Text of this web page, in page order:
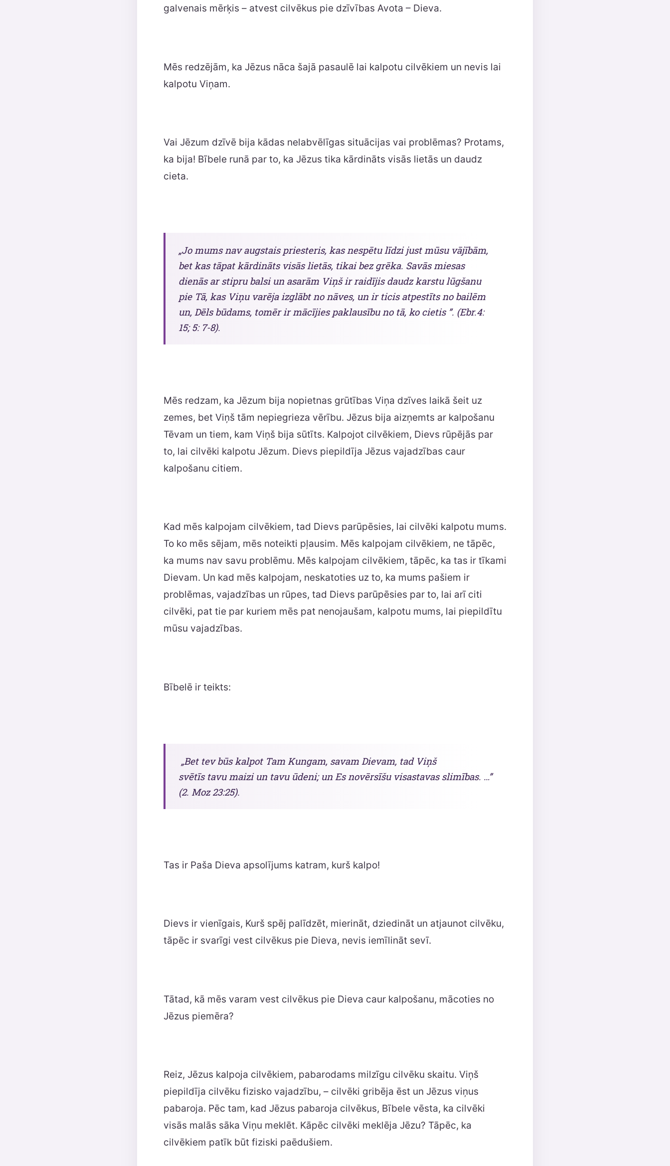
galvenais mērķis – atvest cilvēkus pie dzīvības Avota – Dieva.
Mēs redzējām, ka Jēzus nāca šajā pasaulē lai kalpotu cilvēkiem un nevis lai
kalpotu Viņam.
Vai Jēzum dzīvē bija kādas nelabvēlīgas situācijas vai problēmas? Protams,
ka bija! Bībele runā par to, ka Jēzus tika kārdināts visās lietās un daudz
cieta.
„Jo mums nav augstais priesteris, kas nespētu līdzi just mūsu vājībām,
bet kas tāpat kārdināts visās lietās, tikai bez grēka. Savās miesas
dienās ar stipru balsi un asarām Viņš ir raidījis daudz karstu lūgšanu
pie Tā, kas Viņu varēja izglābt no nāves, un ir ticis atpestīts no bailēm
un, Dēls būdams, tomēr ir mācījies paklausību no tā, ko cietis ”. (Ebr.4:
15; 5: 7-8).
Mēs redzam, ka Jēzum bija nopietnas grūtības Viņa dzīves laikā šeit uz
zemes, bet Viņš tām nepiegrieza vērību. Jēzus bija aizņemts ar kalpošanu
Tēvam un tiem, kam Viņš bija sūtīts. Kalpojot cilvēkiem, Dievs rūpējās par
to, lai cilvēki kalpotu Jēzum. Dievs piepildīja Jēzus vajadzības caur
kalpošanu citiem.
Kad mēs kalpojam cilvēkiem, tad Dievs parūpēsies, lai cilvēki kalpotu mums.
To ko mēs sējam, mēs noteikti pļausim. Mēs kalpojam cilvēkiem, ne tāpēc,
ka mums nav savu problēmu. Mēs kalpojam cilvēkiem, tāpēc, ka tas ir tīkami
Dievam. Un kad mēs kalpojam, neskatoties uz to, ka mums pašiem ir
problēmas, vajadzības un rūpes, tad Dievs parūpēsies par to, lai arī citi
cilvēki, pat tie par kuriem mēs pat nenojaušam, kalpotu mums, lai piepildītu
mūsu vajadzības.
Bībelē ir teikts:
„Bet tev būs kalpot Tam Kungam, savam Dievam, tad Viņš
svētīs tavu maizi un tavu ūdeni; un Es novērsīšu visastavas slimības. …”
(2. Moz 23:25).
Tas ir Paša Dieva apsolījums katram, kurš kalpo!
Dievs ir vienīgais, Kurš spēj palīdzēt, mierināt, dziedināt un atjaunot cilvēku,
tāpēc ir svarīgi vest cilvēkus pie Dieva, nevis iemīlināt sevī.
Tātad, kā mēs varam vest cilvēkus pie Dieva caur kalpošanu, mācoties no
Jēzus piemēra?
Reiz, Jēzus kalpoja cilvēkiem, pabarodams milzīgu cilvēku skaitu. Viņš
piepildīja cilvēku fizisko vajadzību, – cilvēki gribēja ēst un Jēzus viņus
pabaroja. Pēc tam, kad Jēzus pabaroja cilvēkus, Bībele vēsta, ka cilvēki
visās malās sāka Viņu meklēt. Kāpēc cilvēki meklēja Jēzu? Tāpēc, ka
cilvēkiem patīk būt fiziski paēdušiem.